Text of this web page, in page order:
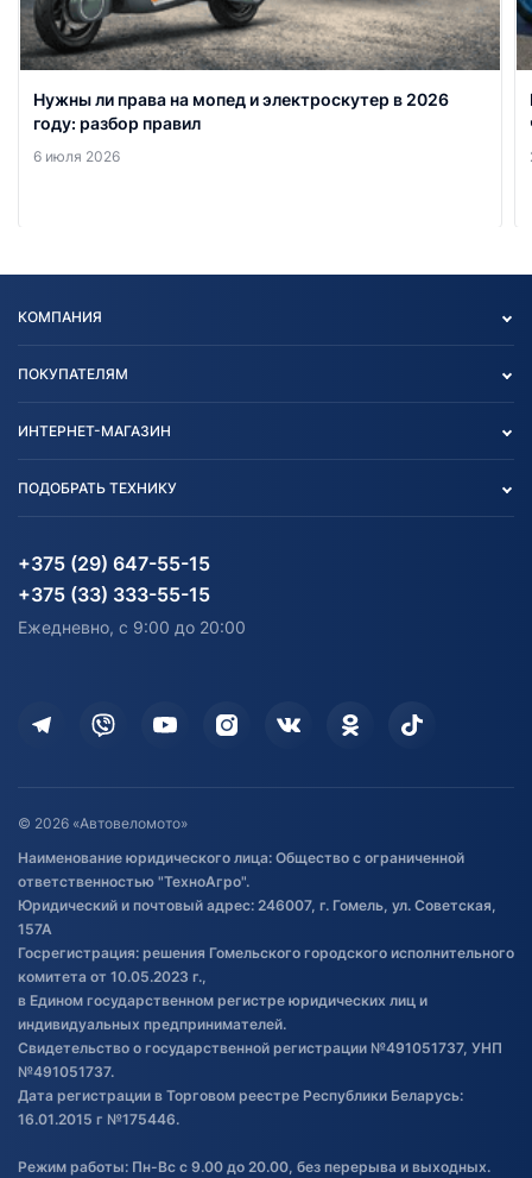
Нужны ли права на мопед и электроскутер в 2026
году: разбор правил
6 июля 2026
КОМПАНИЯ
Блог
Карта сайта
ПОКУПАТЕЛЯМ
Согласие на обработку
Информация до получения
согласия на обработку
персональных данных
Дополнительные услуги
Оставить отзыв
Договор публичной оферты
Обработка файлов cookie
Постановка транспорта на учет
Обновления в ЭПТС 2024
ИНТЕРНЕТ-МАГАЗИН
Агротехника
Водный транспорт
Электротранспорт
Активный отдых и спорт
ПОДОБРАТЬ ТЕХНИКУ
Агротехника
Электротранспорт
Лодочные моторные
+375 (29) 647-55-15
+375 (33) 333-55-15
Ежедневно, с 9:00 до 20:00
© 2026 «Автовеломото»
Наименование юридического лица: Общество с ограниченной
ответственностью "ТехноАгро".
Юридический и почтовый адрес: 246007, г. Гомель, ул. Советская,
157А
Госрегистрация: решения Гомельского городского исполнительного
комитета от 10.05.2023 г.,
в Едином государственном регистре юридических лиц и
индивидуальных предпринимателей.
Свидетельство о государственной регистрации №491051737, УНП
№491051737.
Дата регистрации в Торговом реестре Республики Беларусь:
16.01.2015 г №175446.
Режим работы: Пн-Вс с 9.00 до 20.00, без перерыва и выходных.